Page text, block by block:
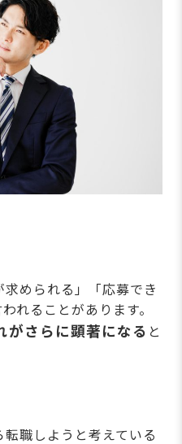
められる」「応募でき
れることがあります。
がさらに顕著になる と
職しようと考えている